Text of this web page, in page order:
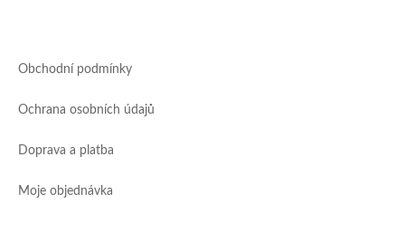
Obchodní podmínky
Ochrana osobních údajů
Doprava a platba
Moje objednávka